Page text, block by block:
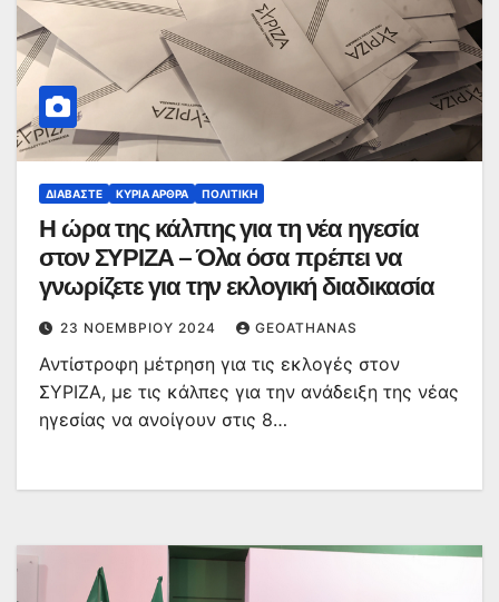
ΔΙΑΒΆΣΤΕ ΚΥΡΙΑ ΑΡΘΡΑ ΠΟΛΙΤΙΚΉ
Η ώρα της κάλπης για τη νέα ηγεσία
στον ΣΥΡΙΖΑ – Όλα όσα πρέπει να
γνωρίζετε για την εκλογική διαδικασία
23 ΝΟΕΜΒΡΊΟΥ 2024 GEOATHANAS
Αντίστροφη μέτρηση για τις εκλογές στον
ΣΥΡΙΖΑ, με τις κάλπες για την ανάδειξη της νέας
ηγεσίας να ανοίγουν στις 8…